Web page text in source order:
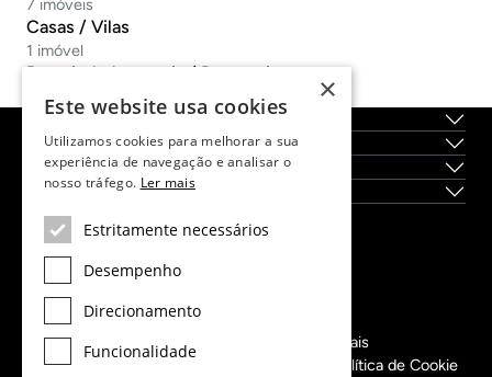
7 imóveis
Casas / Vilas
1 imóvel
Propriedades rurais / Desportivas
2 imóveis
Sobre nós
Serviços
Localidades
Novas construções
Dils Lucas Fox Head Office
(+34) 933 562 989
fax(+34) 933 041 848
info@lucasfox.com
Informação sobre os nossos escritórios regionais
Políticas de Privacidade
Política de Cookie
×
Este website usa cookies
Utilizamos cookies para melhorar a sua
experiência de navegação e analisar o
nosso tráfego. Ler mais
Estritamente necessários
Desempenho
Direcionamento
Funcionalidade